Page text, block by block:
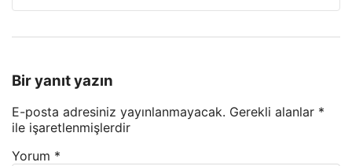
Bir yanıt yazın
E-posta adresiniz yayınlanmayacak. Gerekli alanlar *
ile işaretlenmişlerdir
Yorum *